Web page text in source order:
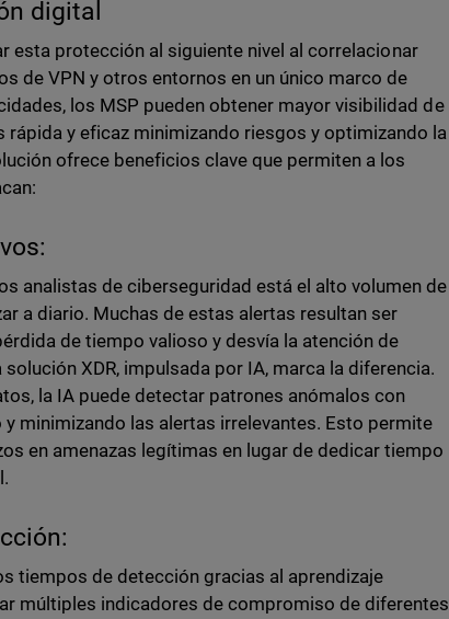
digital
esta protección al siguiente nivel al correlacionar
de VPN y otros entornos en un único marco de
los MSP pueden obtener mayor visibilidad de
rápida y eficaz minimizando riesgos y optimizando la
ofrece beneficios clave que permiten a los
analistas de ciberseguridad está el alto volumen de
a diario. Muchas de estas alertas resultan ser
de tiempo valioso y desvía la atención de
XDR, impulsada por IA, marca la diferencia.
la IA puede detectar patrones anómalos con
minimizando las alertas irrelevantes. Esto permite
en amenazas legítimas en lugar de dedicar tiempo
tiempos de detección gracias al aprendizaje
múltiples indicadores de compromiso de diferentes